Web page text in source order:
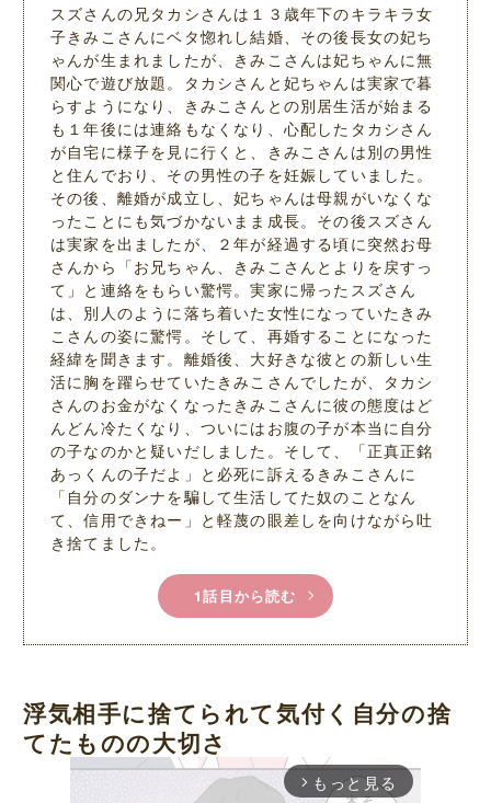
スズさんの兄タカシさんは１３歳年下のキラキラ女
子きみこさんにベタ惚れし結婚、その後長女の妃ち
ゃんが生まれましたが、きみこさんは妃ちゃんに無
関心で遊び放題。タカシさんと妃ちゃんは実家で暮
らすようになり、きみこさんとの別居生活が始まる
も１年後には連絡もなくなり、心配したタカシさん
が自宅に様子を見に行くと、きみこさんは別の男性
と住んでおり、その男性の子を妊娠していました。
その後、離婚が成立し、妃ちゃんは母親がいなくな
ったことにも気づかないまま成長。その後スズさん
は実家を出ましたが、２年が経過する頃に突然お母
さんから「お兄ちゃん、きみこさんとよりを戻すっ
て」と連絡をもらい驚愕。実家に帰ったスズさん
は、別人のように落ち着いた女性になっていたきみ
こさんの姿に驚愕。そして、再婚することになった
経緯を聞きます。離婚後、大好きな彼との新しい生
活に胸を躍らせていたきみこさんでしたが、タカシ
さんのお金がなくなったきみこさんに彼の態度はど
んどん冷たくなり、ついにはお腹の子が本当に自分
の子なのかと疑いだしました。そして、「正真正銘
あっくんの子だよ」と必死に訴えるきみこさんに
「自分のダンナを騙して生活してた奴のことなん
て、信用できねー」と軽蔑の眼差しを向けながら吐
き捨てました。
1話目から読む
浮気相手に捨てられて気付く自分の捨
てたものの大切さ
arrow_forward_ios もっと見る